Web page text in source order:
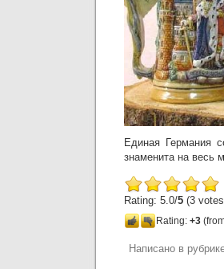
Единая Германия
знаменита на весь
Rating: 5.0/5 (3
Rating: +3
Написано в